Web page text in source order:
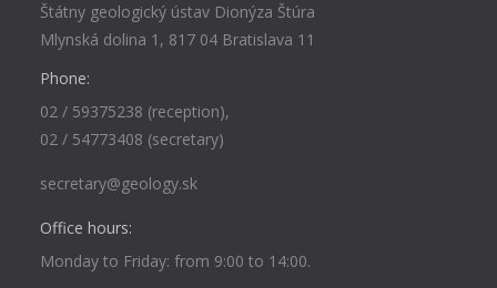
Štátny geologický ústav Dionýza Štúra
Mlynská dolina 1, 817 04 Bratislava 11
Phone:
02 / 59375238 (reception),
02 / 54773408 (secretary)
secretary@geology.sk
Office hours:
Monday to Friday: from 9:00 to 14:00.